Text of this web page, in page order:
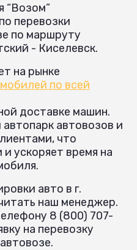
“Возом”
перевозки
по маршруту
- Киселевск.
на рынке
по всей
доставке машин.
автовозов и
что
ускоряет время на
авто в г.
наш менеджер.
8 (800) 707-
на перевозку